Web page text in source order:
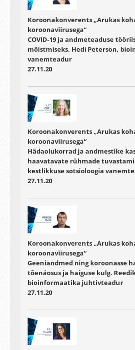
Koroonakonverents „Arukas
koroonaviirusega“
COVID-19 ja andmeteaduse
mõistmiseks. Hedi Peterson,
vanemteadur
27.11.20
Koroonakonverents „Arukas
koroonaviirusega“
Hädaolukorrad ja andmestike
haavatavate rühmade
kestlikkuse sotsioloogia
27.11.20
Koroonakonverents „Arukas
koroonaviirusega“
Geeniandmed ning koroonasse
tõenäosus ja haiguse kulg.
bioinformaatika juhtivteadur
27.11.20